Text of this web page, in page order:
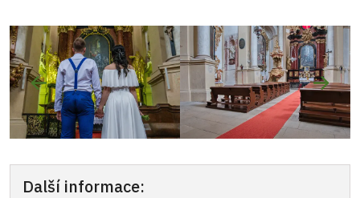
Další informace: